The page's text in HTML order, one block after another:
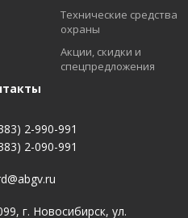
Технические средства
охраны
Акции, скидки и
спецпредложения
2-990-991
2-090-991
г. Новосибирск, ул.